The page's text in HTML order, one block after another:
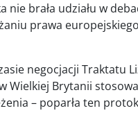
brała udziału w
prawa
negocjacji Traktatu
Wielkiej Brytanii
– poparła ten